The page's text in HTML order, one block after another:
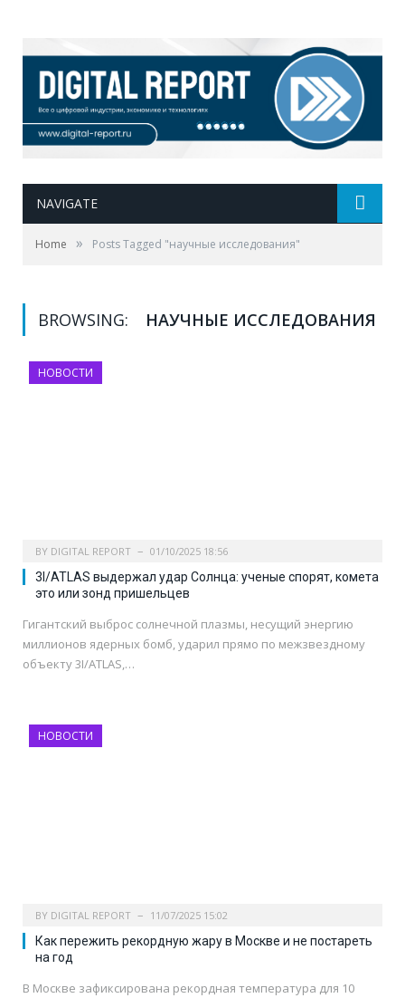
NAVIGATE
Home » Posts Tagged "научные исследования"
BROWSING: НАУЧНЫЕ ИССЛЕДОВАНИЯ
НОВОСТИ
BY DIGITAL REPORT 01/10/2025 18:56
3I/ATLAS выдержал удар Солнца: ученые спорят, комета
это или зонд пришельцев
Гигантский выброс солнечной плазмы, несущий энергию
миллионов ядерных бомб, ударил прямо по межзвездному
объекту 3I/ATLAS,…
НОВОСТИ
BY DIGITAL REPORT 11/07/2025 15:02
Как пережить рекордную жару в Москве и не постареть
на год
В Москве зафиксирована рекордная температура для 10